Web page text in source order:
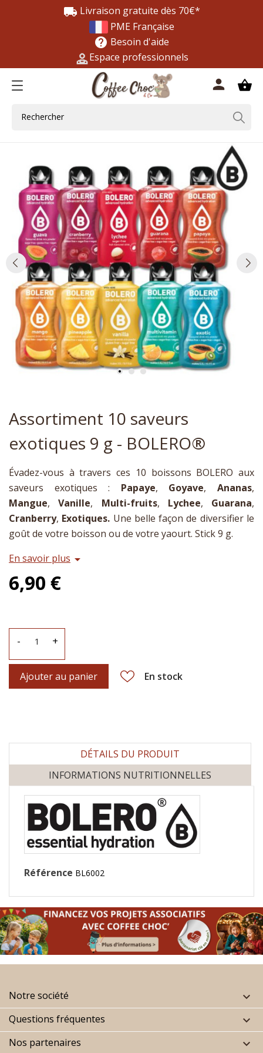
local_shipping Livraison gratuite dès 70€*
PME Française
help Besoin d'aide
Espace professionnels
shopping_basket
person
Assortiment 10 saveurs
exotiques 9 g - BOLERO®
Évadez-vous à travers ces 10 boissons BOLERO aux
saveurs exotiques : Papaye, Goyave,Ananas,
Mangue,Vanille, Multi-fruits, Lychee, Guarana,
Cranberry, Exotiques. Une belle façon de diversifier le
goût de votre boisson ou de votre yaourt. Stick 9 g.
En savoir plus arrow_drop_down
6,90 €
- +
Ajouter au panier En stock
DÉTAILS DU PRODUIT
INFORMATIONS NUTRITIONNELLES
Référence BL6002
Notre société 
Questions fréquentes 
Nos partenaires 